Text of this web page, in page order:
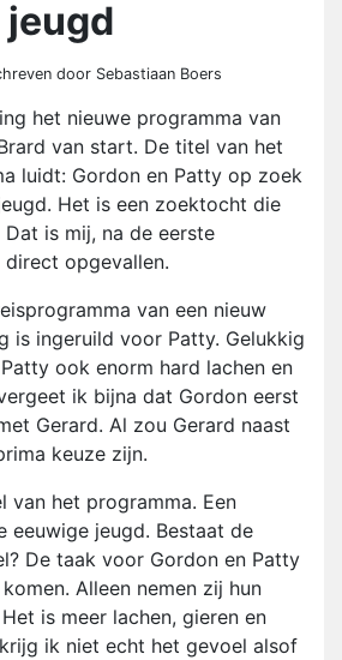
door Sebastiaan Boers
het nieuwe programma van
van start. De titel van het
luidt: Gordon en Patty op zoek
Het is een zoektocht die
is mij, na de eerste
opgevallen.
van een nieuw
is ingeruild voor Patty. Gelukkig
ook enorm hard lachen en
ik bijna dat Gordon eerst
Gerard. Al zou Gerard naast
keuze zijn.
van het programma. Een
eeuwige jeugd. Bestaat de
De taak voor Gordon en Patty
Alleen nemen zij hun
is meer lachen, gieren en
ik niet echt het gevoel alsof